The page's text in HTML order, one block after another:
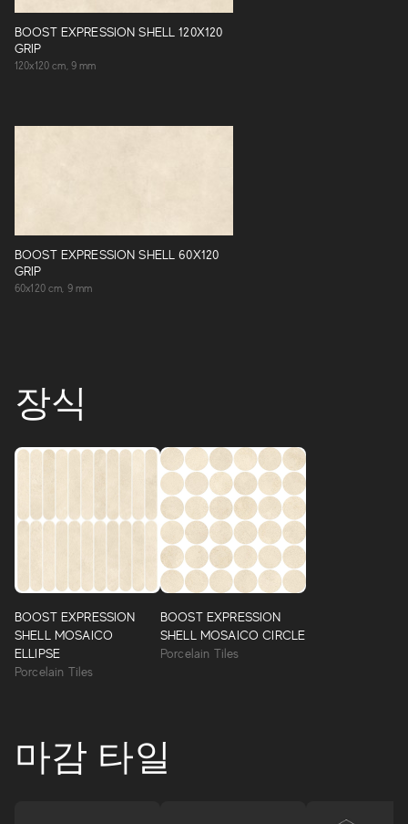
BOOST EXPRESSION SHELL 120X120
GRIP
120x120 cm, 9 mm
BOOST EXPRESSION SHELL 60X120
GRIP
60x120 cm, 9 mm
장식
BOOST EXPRESSION
SHELL MOSAICO
ELLIPSE
Porcelain Tiles
BOOST EXPRESSION
SHELL MOSAICO CIRCLE
Porcelain Tiles
마감 타일